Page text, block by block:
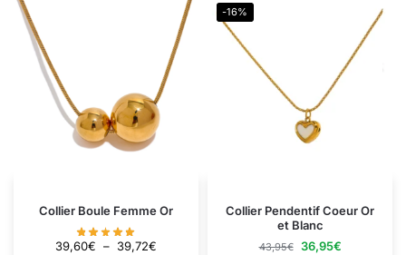
Collier Boule Femme Or
39,60€ – 39,72€
-16%
Collier Pendentif Coeur Or
et Blanc
43,95€ 36,95€